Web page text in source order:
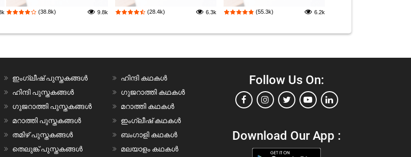
(38.8k) 9.8k (28.4k) 6.3k (55.3k) 6.2k
ഇംഗ്ലീഷ് പുസ്തകങ്ങൾ
ഹിന്ദി പുസ്തകങ്ങൾ
ഗുജറാത്തി പുസ്തകങ്ങൾ
മറാത്തി പുസ്തകങ്ങൾ
തമിഴ് പുസ്തകങ്ങൾ
തെലുങ്ക് പുസ്തകങ്ങൾ
ഹിന്ദി കഥകൾ
ഗുജറാത്തി കഥകൾ
മറാത്തി കഥകൾ
ഇംഗ്ലീഷ് കഥകൾ
ബംഗാളി കഥകൾ
മലയാളം കഥകൾ
Follow Us On:
Download Our App :